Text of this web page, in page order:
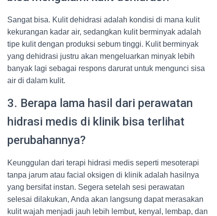
Sangat bisa. Kulit dehidrasi adalah kondisi di mana kulit
kekurangan kadar air, sedangkan kulit berminyak adalah
tipe kulit dengan produksi sebum tinggi. Kulit berminyak
yang dehidrasi justru akan mengeluarkan minyak lebih
banyak lagi sebagai respons darurat untuk mengunci sisa
air di dalam kulit.
3. Berapa lama hasil dari perawatan
hidrasi medis di klinik bisa terlihat
perubahannya?
Keunggulan dari terapi hidrasi medis seperti mesoterapi
tanpa jarum atau facial oksigen di klinik adalah hasilnya
yang bersifat instan. Segera setelah sesi perawatan
selesai dilakukan, Anda akan langsung dapat merasakan
kulit wajah menjadi jauh lebih lembut, kenyal, lembap, dan